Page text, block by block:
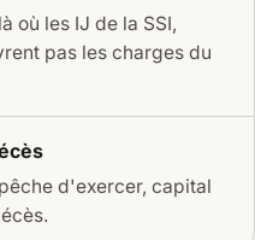
où les IJ de la SSI,
pas les charges du
d'exercer, capital